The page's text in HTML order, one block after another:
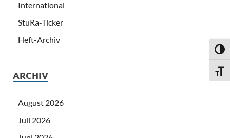
International
StuRa-Ticker
Heft-Archiv
ARCHIV
August 2026
Juli 2026